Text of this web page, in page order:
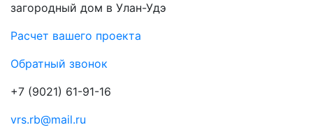
загородный дом в Улан-Удэ
Расчет вашего проекта
Обратный звонок
+7 (9021) 61-91-16
vrs.rb@mail.ru